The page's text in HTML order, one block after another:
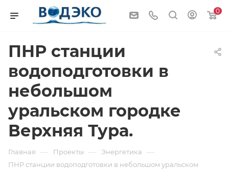
0
ПНР станции
водоподготовки в
небольшом
уральском городке
Верхняя Тура.
Главная — Проекты — Энергетика —
ПНР станции водоподготовки в небольшом уральском